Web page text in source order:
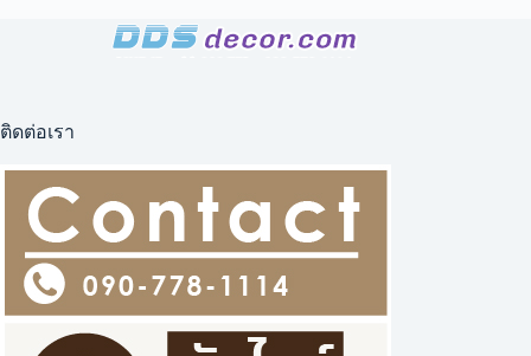
ไทย
และ
ไม้
สไตล์
ไทย
เพื่อ
บ้าน
ที่
ติดต่อเรา